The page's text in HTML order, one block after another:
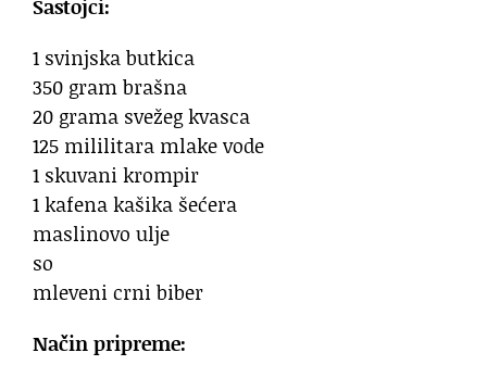
Sastojci:
1 svinjska butkica
350 gram brašna
20 grama svežeg kvasca
125 mililitara mlake vode
1 skuvani krompir
1 kafena kašika šećera
maslinovo ulje
so
mleveni crni biber
Način pripreme: